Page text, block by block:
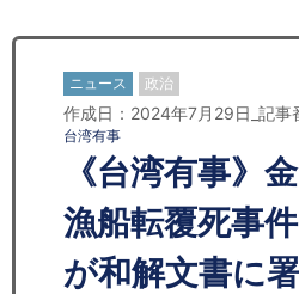
お問い合わせ
日本人にPR
コンサルティング
リサーチ
セミナー
ニュース 政治
作成日：2024年7月29日_記
台湾有事
《台湾有事》
漁船転覆死事
が和解文書に